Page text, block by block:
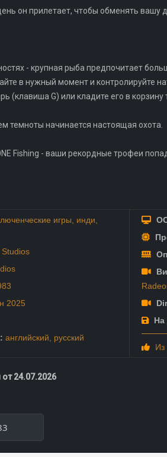
он прилетает, чтобы обменять
- крупная рыба предпочитает
в нужный момент и контролируйте
(клавиша G) или кладите его в
темноты начинается настоящая охота.
Fishing - ваши рекордные трофеи
игры, инди,
2025
английский, русский
На
Из
24.07.2026